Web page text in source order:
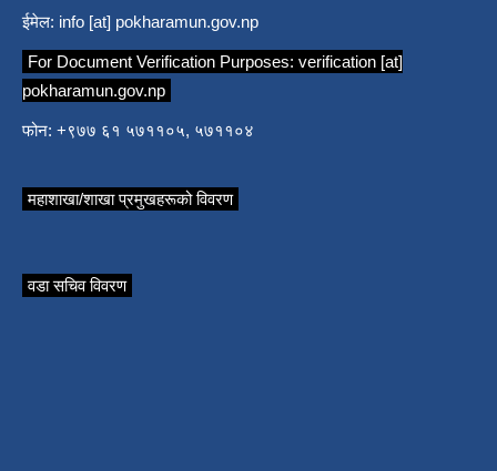
ईमेल: info [at] pokharamun.gov.np
For Document Verification Purposes: verification [at]
pokharamun.gov.np
फोन: +९७७ ६१ ५७११०५, ५७११०४
महाशाखा/शाखा प्रमुखहरूको विवरण
वडा सचिव विवरण